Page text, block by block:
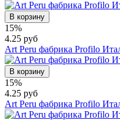
В корзину
15%
4.25 руб
Art Peru фабрика Profilo
В корзину
15%
4.25 руб
Art Peru фабрика Profilo